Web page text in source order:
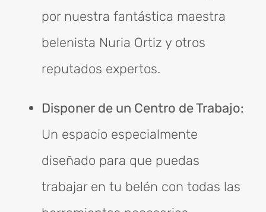
por nuestra fantástica maestra
belenista Nuria Ortiz y otros
reputados expertos.
Disponer de un Centro de Trabajo:
Un espacio especialmente
diseñado para que puedas
trabajar en tu belén con todas las